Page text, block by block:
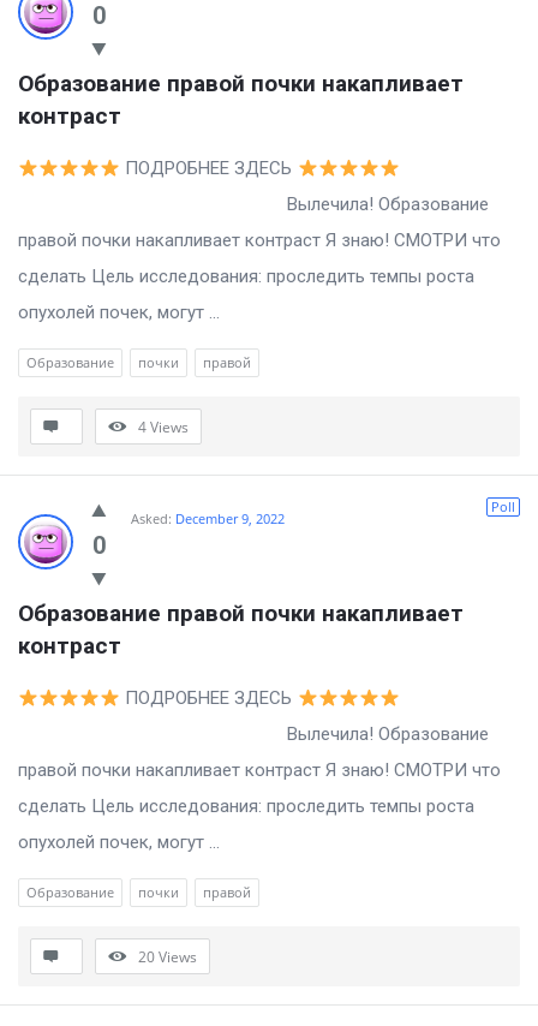
0
Образование правой почки накапливает
контраст
ПОДРОБНЕЕ ЗДЕСЬ
Вылечила! Образование
правой почки накапливает контраст Я знаю! СМОТРИ что
сделать Цель исследования: проследить темпы роста
опухолей почек, могут ...
Образование почки правой
4Views
0
Poll
Asked: December 9, 2022
Образование правой почки накапливает
контраст
ПОДРОБНЕЕ ЗДЕСЬ
Вылечила! Образование
правой почки накапливает контраст Я знаю! СМОТРИ что
сделать Цель исследования: проследить темпы роста
опухолей почек, могут ...
Образование почки правой
20Views